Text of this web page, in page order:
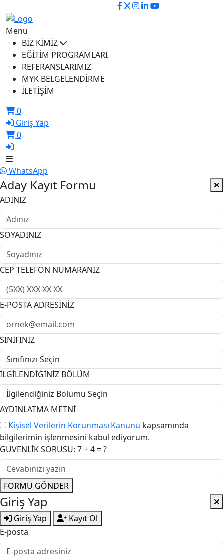
Menü
BİZ KİMİZ
EĞİTİM PROGRAMLARI
REFERANSLARIMIZ
MYK BELGELENDİRME
İLETİŞİM
0
Giriş Yap
0
WhatsApp
Aday Kayıt Formu
ADINIZ
SOYADINIZ
CEP TELEFON NUMARANIZ
E-POSTA ADRESİNİZ
SINIFINIZ
İLGİLENDİĞİNİZ BÖLÜM
AYDINLATMA METNİ
Kişisel Verilerin Korunması Kanunu kapsamında
bilgilerimin işlenmesini kabul ediyorum.
GÜVENLİK SORUSU: 7 + 4 = ?
FORMU GÖNDER
Giriş Yap
Giriş Yap
Kayıt Ol
E-posta